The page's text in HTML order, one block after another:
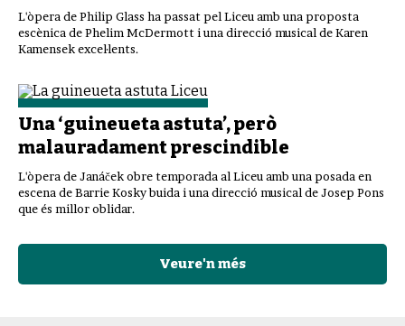
L'òpera de Philip Glass ha passat pel Liceu amb una proposta
escènica de Phelim McDermott i una direcció musical de Karen
Kamensek excel·lents.
Una ‘guineueta astuta’, però
malauradament prescindible
L'òpera de Janáček obre temporada al Liceu amb una posada en
escena de Barrie Kosky buida i una direcció musical de Josep Pons
que és millor oblidar.
Veure'n més